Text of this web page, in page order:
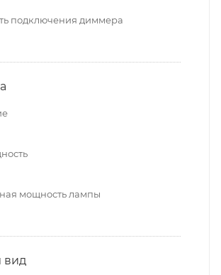
подключения диммера
мощность лампы
вид